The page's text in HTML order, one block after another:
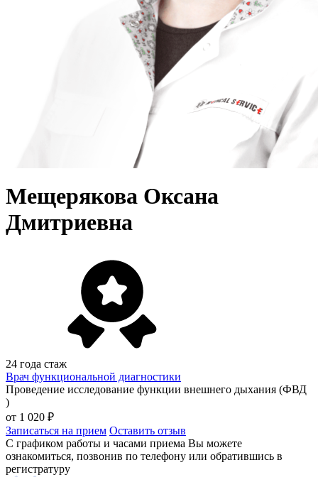
Мещерякова Оксана
Дмитриевна
24 года стаж
Врач функциональной диагностики
Проведение исследование функции внешнего дыхания (ФВД
)
от 1 020 ₽
Записаться на прием Оставить отзыв
С графиком работы и часами приема Вы можете
ознакомиться, позвонив по телефону или обратившись в
регистратуру